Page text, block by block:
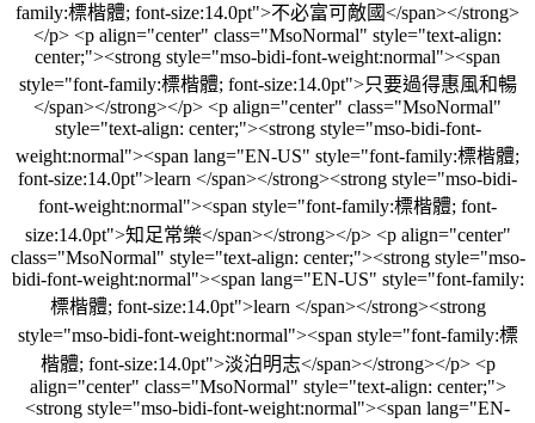
family:標楷體; font-size:14.0pt">不必富可敵國</span></strong>
</p> <p align="center" class="MsoNormal" style="text-align:
center;"><strong style="mso-bidi-font-weight:normal"><span
style="font-family:標楷體; font-size:14.0pt">只要過得惠風和暢
</span></strong></p> <p align="center" class="MsoNormal"
style="text-align: center;"><strong style="mso-bidi-font-
weight:normal"><span lang="EN-US" style="font-family:標楷體;
font-size:14.0pt">learn </span></strong><strong style="mso-bidi-
font-weight:normal"><span style="font-family:標楷體; font-
size:14.0pt">知足常樂</span></strong></p> <p align="center"
class="MsoNormal" style="text-align: center;"><strong style="mso-
bidi-font-weight:normal"><span lang="EN-US" style="font-family:
標楷體; font-size:14.0pt">learn </span></strong><strong
style="mso-bidi-font-weight:normal"><span style="font-family:標
楷體; font-size:14.0pt">淡泊明志</span></strong></p> <p
align="center" class="MsoNormal" style="text-align: center;">
<strong style="mso-bidi-font-weight:normal"><span lang="EN-